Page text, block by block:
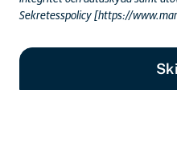
Sekretesspolicy [https://